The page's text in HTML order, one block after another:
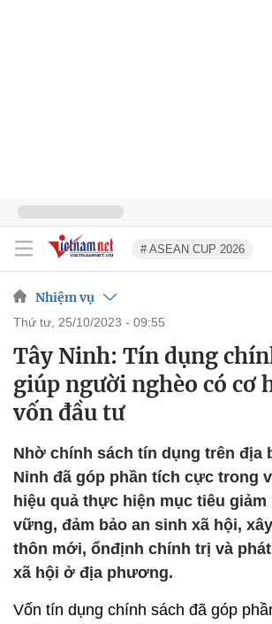
# ASEAN CUP 2026
Nhiệm vụ
thứ tư, 25/10/2023 - 09:55
Tây Ninh: Tín dụng
giúp người nghèo có cơ
vốn đầu tư
Nhờ chính sách tín dụng trên địa
Ninh đã góp phần tích cực trong
hiệu quả thực hiện mục tiêu giảm
vững, đảm bảo an sinh xã hội,
thôn mới, ổnđịnh chính trị và
xã hội ở địa phương.
Vốn tín dụng chính sách đã góp